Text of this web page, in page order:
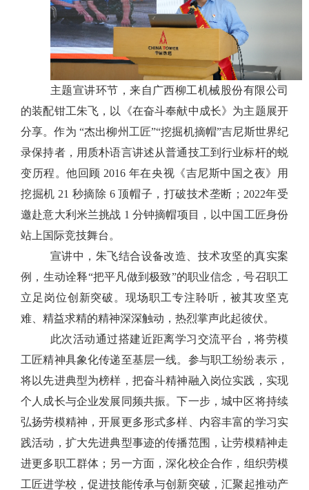
主题宣讲环节，来自广西柳工机械股份有限公司
的装配钳工朱飞，以《在奋斗奉献中成长》为主题展开
分享。作为 “杰出柳州工匠”“挖掘机摘帽”吉尼斯世界纪
录保持者，用质朴语言讲述从普通技工到行业标杆的蜕
变历程。他回顾 2016 年在央视《吉尼斯中国之夜》用
挖掘机 21 秒摘除 6 顶帽子，打破技术垄断；2022年受
邀赴意大利米兰挑战 1 分钟摘帽项目，以中国工匠身份
站上国际竞技舞台。
宣讲中，朱飞结合设备改造、技术攻坚的真实案
例，生动诠释“把平凡做到极致”的职业信念，号召职工
立足岗位创新突破。现场职工专注聆听 ，被其攻坚克
难、精益求精的精神深深触动，热烈掌声此起彼伏。
此次活动通过搭建近距离学习交流平台，将劳模
工匠精神具象化传递至基层一线。参与职工纷纷表示，
将以先进典型为榜样，把奋斗精神融入岗位实践，实现
个人成长与企业发展同频共振。下一步，城中区将持续
弘扬劳模精神，开展更多形式多样、内容丰富的学习实
践活动 ， 扩大先进典型事迹的传播范围，让劳模精神走
进更多职工群体；另一方面，深化校企合作 ， 组织劳模
工匠进学校 ，促进技能传承与创新突破 ，汇聚起推动产